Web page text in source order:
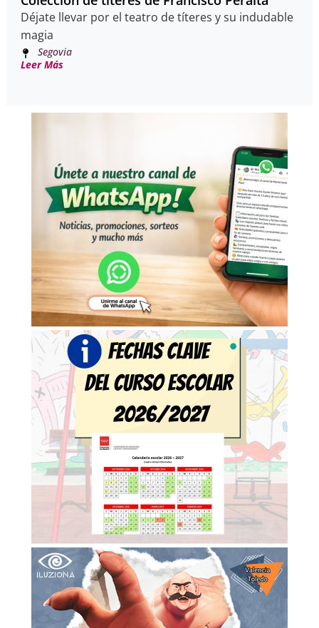
Déjate llevar por el teatro de títeres y su indudable
magia
Segovia
Leer Más